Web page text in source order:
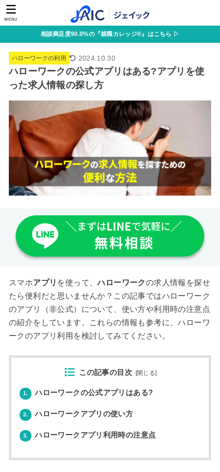
MENU
相談満足度90.0%の『就職カレッジ®』はこちら ▷
ハローワークの利用 2024.10.30
ハローワークの公式アプリはある?アプリを使
った求人情報の探し方
スマホアプリ を使って、ハローワークの求人情報を探せ
たら便利だと思いませんか？この記事ではハローワーク
のアプリ（非公式）について、使い方や利用時の注意点
の紹介をしています。これらの情報も参考に、ハローワ
ークのアプリ利用を検討してみてください。
この記事の目次 [閉じる]
1. ハローワークの公式アプリはある?
2. ハローワークアプリの使い方
3. ハローワークアプリ利用時の注意点